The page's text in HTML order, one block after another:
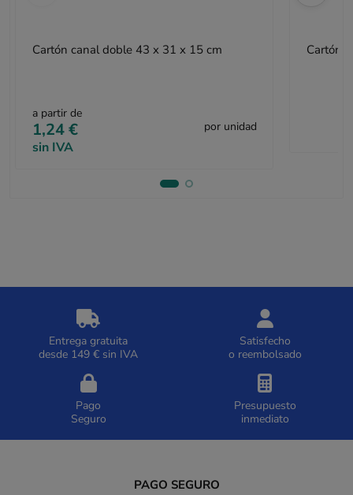
Cartón canal doble 43 x 31 x 15 cm
a partir de
1,24 €
sin IVA
por unidad
Cartón
Entrega gratuita
desde 149 € sin IVA
Satisfecho
o reembolsado
Pago
Seguro
Presupuesto
inmediato
PAGO SEGURO